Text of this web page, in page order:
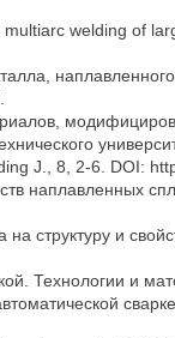
welding of
J., 8, 2-6. DOI:
наплавленных
структуру и
Технологии и